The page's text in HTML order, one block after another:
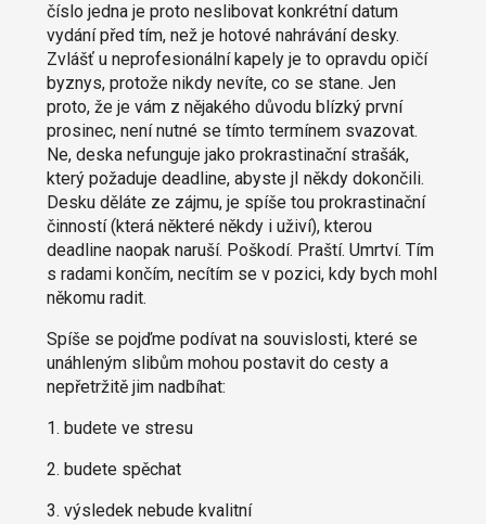
číslo jedna je proto neslibovat konkrétní datum
vydání před tím, než je hotové nahrávání desky.
Zvlášť u neprofesionální kapely je to opravdu opičí
byznys, protože nikdy nevíte, co se stane. Jen
proto, že je vám z nějakého důvodu blízký první
prosinec, není nutné se tímto termínem svazovat.
Ne, deska nefunguje jako prokrastinační strašák,
který požaduje deadline, abyste jI někdy dokončili.
Desku děláte ze zájmu, je spíše tou prokrastinační
činností (která některé někdy i uživí), kterou
deadline naopak naruší. Poškodí. Praští. Umrtví. Tím
s radami končím, necítím se v pozici, kdy bych mohl
někomu radit.
Spíše se pojďme podívat na souvislosti, které se
unáhleným slibům mohou postavit do cesty a
nepřetržitě jim nadbíhat:
1. budete ve stresu
2. budete spěchat
3. výsledek nebude kvalitní